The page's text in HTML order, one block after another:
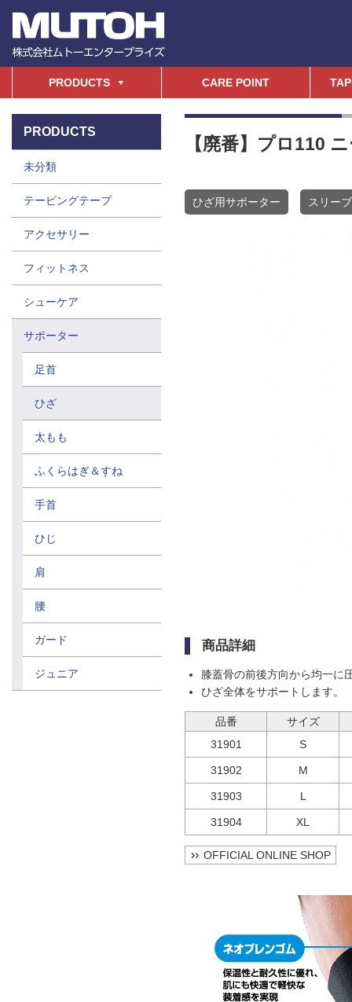
PRODUCTS CARE POINT
【廃番】プロ110
ひざ用サポーター スリー
商品詳細
膝蓋骨の前後方向から均一に
ひざ全体をサポートします。
品番
サイズ
31901
S
31902 M
31903 L
31904 XL
OFFICIAL ONLINE SHOP
PRODUCTS
未分類
テーピングテープ
アクセサリー
フィットネス
シューケア
サポーター
足首
ひざ
太もも
ふくらはぎ＆すね
手首
ひじ
肩
腰
ガード
ジュニア